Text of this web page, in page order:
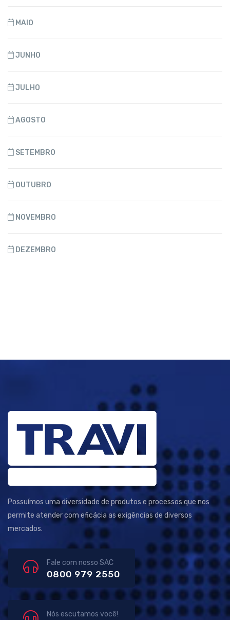
MAIO
JUNHO
JULHO
AGOSTO
SETEMBRO
OUTUBRO
NOVEMBRO
DEZEMBRO
Possuímos uma diversidade de produtos e processos que nos
permite atender com eficácia as exigências de diversos
mercados.
Fale com nosso SAC
0800 979 2550
Nós escutamos você!